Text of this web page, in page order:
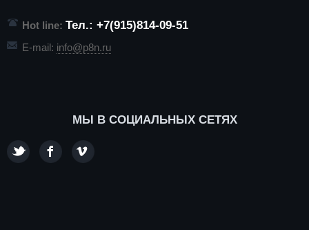
Hot line: Тел.: +7(915)814-09-51
E-mail: info@p8n.ru
МЫ В СОЦИАЛЬНЫХ СЕТЯХ